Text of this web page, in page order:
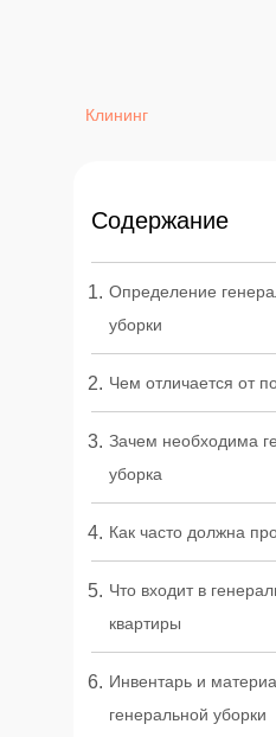
Клининг
Содержание
Определение
уборки
Чем отличается от
Зачем необходима
уборка
Как часто должна
Что входит в
квартиры
Инвентарь и
генеральной уборки